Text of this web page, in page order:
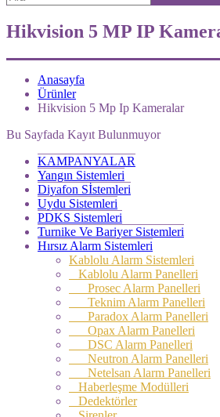
Hikvision 5 MP IP
Anasayfa
Ürünler
Hikvision 5 Mp Ip Kameralar
Bu Sayfada Kayıt Bulunmuyor
KAMPANYALAR
Yangın Sistemleri
Diyafon Sİstemleri
Uydu Sistemleri
PDKS Sistemleri
Turnike Ve Bariyer Sistemleri
Hırsız Alarm Sistemleri
Kablolu Alarm Sistemleri
Kablolu Alarm Panelleri
Prosec Alarm Panelleri
Teknim Alarm Panelleri
Paradox Alarm Panelleri
Opax Alarm Panelleri
DSC Alarm Panelleri
Neutron Alarm Panelleri
Netelsan Alarm Panelleri
Haberleşme Modülleri
Dedektörler